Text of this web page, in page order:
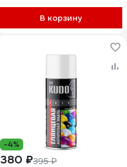
В корзину
-4%
380 ₽395 ₽